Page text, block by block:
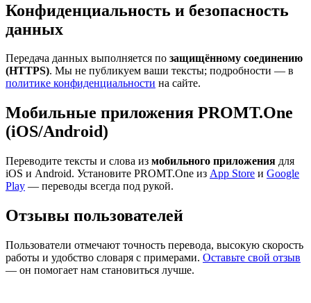
Конфиденциальность и безопасность
данных
Передача данных выполняется по защищённому соединению
(HTTPS). Мы не публикуем ваши тексты; подробности — в
политике конфиденциальности на сайте.
Мобильные приложения PROMT.One
(iOS/Android)
Переводите тексты и слова из мобильного приложения для
iOS и Android. Установите PROMT.One из App Store и Google
Play — переводы всегда под рукой.
Отзывы пользователей
Пользователи отмечают точность перевода, высокую скорость
работы и удобство словаря с примерами. Оставьте свой отзыв
— он помогает нам становиться лучше.